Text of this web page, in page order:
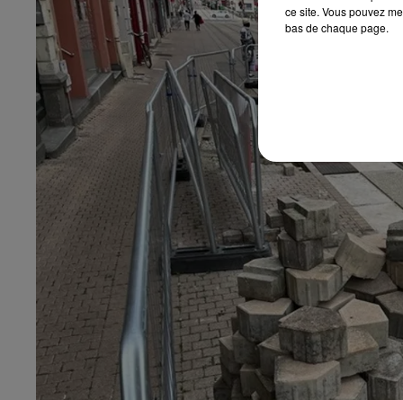
ce site. Vous pouvez
bas de chaque page.